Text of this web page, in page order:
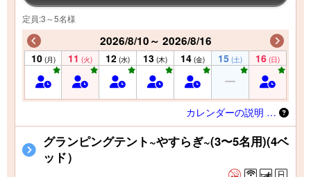
定員:3～5名様
2026/8/10～ 2026/8/16
10 (月) 11 (火) 12 (水) 13 (木) 14 (金) 15 (土) 16 (日)
カレンダーの説明 …
グランピングテント~やすらぎ~(3〜5名用)(4ベ
ッド）